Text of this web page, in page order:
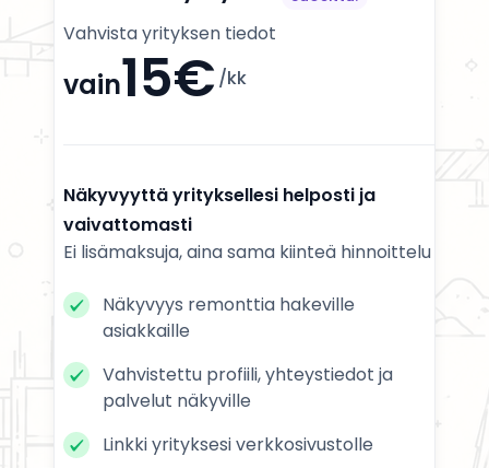
Vahvista yrityksen tiedot
vain15€ /kk
Näkyvyyttä yrityksellesi helposti ja
vaivattomasti
Ei lisämaksuja, aina sama kiinteä hinnoittelu
Näkyvyys remonttia hakeville
asiakkaille
Vahvistettu profiili, yhteystiedot ja
palvelut näkyville
Linkki yrityksesi verkkosivustolle